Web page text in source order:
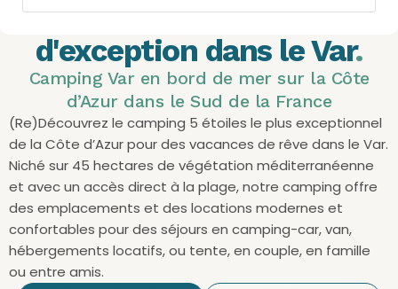
Vivez des vacances
d'exception dans le Var.
Camping Var en bord de mer sur la Côte
d’Azur dans le Sud de la France
(Re)Découvrez le camping 5 étoiles le plus exceptionnel
de la Côte d’Azur pour des vacances de rêve dans le Var.
Niché sur 45 hectares de végétation méditerranéenne
et avec un accès direct à la plage, notre camping offre
des emplacements et des locations modernes et
confortables pour des séjours en camping-car, van,
hébergements locatifs, ou tente, en couple, en famille
ou entre amis.